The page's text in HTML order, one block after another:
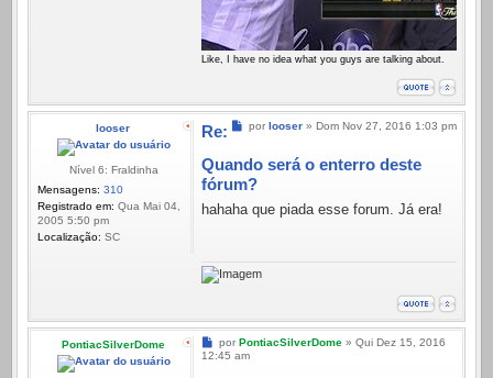
Like, I have no idea what you guys are talking about.
looser
Nível 6: Fraldinha
Mensagens: 310
Registrado em: Qua Mai 04,
2005 5:50 pm
Localização: SC
Mensagem
por looser » Dom Nov 27, 2016 1:03 pm
Re:
Quando será o enterro deste
fórum?
hahaha que piada esse forum. Já era!
PontiacSilverDome Mensagem
por PontiacSilverDome» Qui Dez 15, 2016
12:45 am